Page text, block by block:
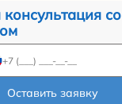
со
Оставить заявку